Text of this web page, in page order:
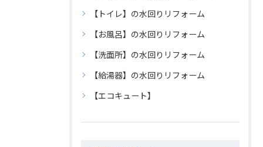
【トイレ】の水回りリフォーム
【お風呂】の水回りリフォーム
【洗面所】の水回りリフォーム
【給湯器】の水回りリフォーム
【エコキュート】